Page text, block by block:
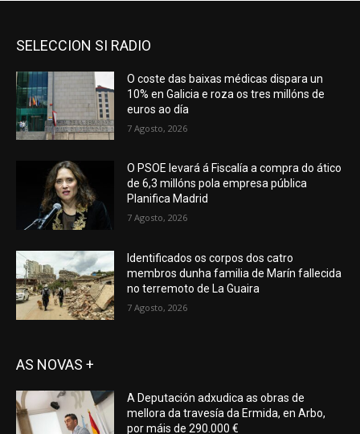
SELECCION SI RADIO
O coste das baixas médicas dispara un
10% en Galicia e roza os tres millóns de
euros ao día
7 Agosto, 2026
O PSOE levará á Fiscalía a compra do ático
de 6,3 millóns pola empresa pública
Planifica Madrid
7 Agosto, 2026
Identificados os corpos dos catro
membros dunha familia de Marín fallecida
no terremoto de La Guaira
7 Agosto, 2026
AS NOVAS +
A Deputación adxudica as obras de
mellora da travesía da Ermida, en Arbo,
por máis de 290.000 €